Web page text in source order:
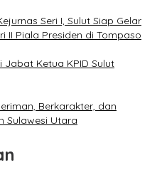
Seri I, Sulut Siap Gelar
II Piala Presiden di Tompaso
Jabat Ketua KPID Sulut
Berkarakter, dan
Sulawesi Utara